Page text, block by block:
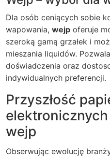
Dla osób ceniących sobie
wapowania, wejp oferuje
szeroką gamą grzałek i
mieszania liquidów.
doświadczenia oraz
indywidualnych preferencji.
Przyszłość
wejp
Obserwując ewolucję